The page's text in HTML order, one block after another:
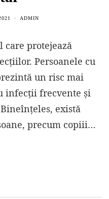
ADMIN
care protejează
Persoanele cu
un risc mai
infecții frecvente și
există
precum copiii…